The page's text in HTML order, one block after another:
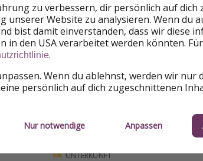
UNTERKUNFT
zu verbessern, dir persönlich auf dich
Website zu analysieren. Wenn du
bist damit einverstanden, dass wir diese
in den USA verarbeitet werden könnten.
.
Wenn du ablehnst, werden wir nur
persönlich auf dich zugeschnittenen
Nur notwendige Anpassen